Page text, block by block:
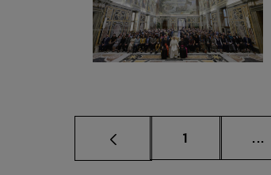
Página
1 ...